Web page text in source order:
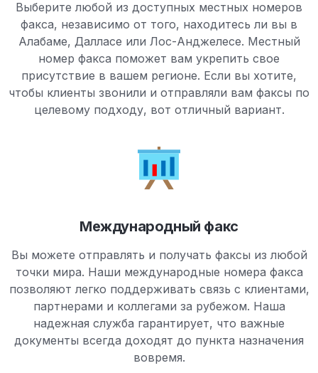
Выберите любой из доступных местных номеров
факса, независимо от того, находитесь ли вы в
Алабаме, Далласе или Лос-Анджелесе. Местный
номер факса поможет вам укрепить свое
присутствие в вашем регионе. Если вы хотите,
чтобы клиенты звонили и отправляли вам факсы по
целевому подходу, вот отличный вариант.
Международный факс
Вы можете отправлять и получать факсы из любой
точки мира. Наши международные номера факса
позволяют легко поддерживать связь с клиентами,
партнерами и коллегами за рубежом. Наша
надежная служба гарантирует, что важные
документы всегда доходят до пункта назначения
вовремя.